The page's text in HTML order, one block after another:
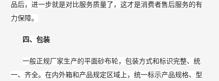
品后，进一步就是对比服务质量了，这才是消费者售后服务的有
力保障。
四、包装
一般正规厂家生产的平面砂布轮，包装方式和标识完整、统
一、齐全。在内外箱和产品规定区域上，统一标示产品规格、型